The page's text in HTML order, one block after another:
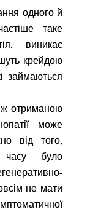
одного й
таке
виникає
крейдою
займаються
отриманою
може
від того,
часу було
не мати